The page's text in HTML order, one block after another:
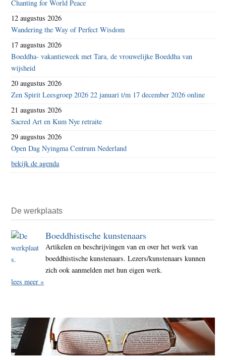
Chanting for World Peace
12 augustus 2026
Wandering the Way of Perfect Wisdom
17 augustus 2026
Boeddha- vakantieweek met Tara, de vrouwelijke Boeddha van
wijsheid
20 augustus 2026
Zen Spirit Leesgroep 2026 22 januari t/m 17 december 2026 online
21 augustus 2026
Sacred Art en Kum Nye retraite
29 augustus 2026
Open Dag Nyingma Centrum Nederland
bekijk de agenda
De werkplaats
Boeddhistische kunstenaars
Artikelen en beschrijvingen van en over het werk van
boeddhistische kunstenaars. Lezers/kunstenaars kunnen
zich ook aanmelden met hun eigen werk.
lees meer »